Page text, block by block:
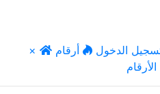
× الدخول
أرقام